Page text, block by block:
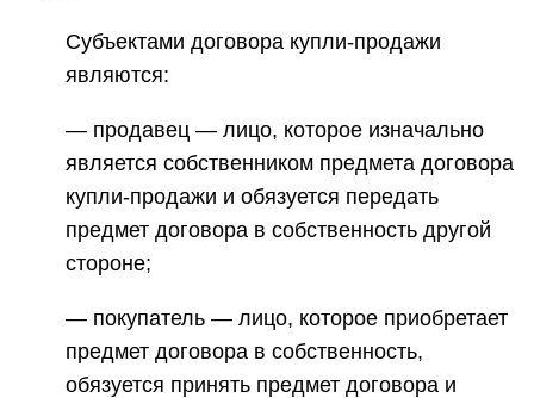
Субъектами договора купли-продажи
являются:
— продавец — лицо, которое изначально
является собственником предмета договора
купли-продажи и обязуется передать
предмет договора в собственность другой
стороне;
— покупатель — лицо, которое приобретает
предмет договора в собственность,
обязуется принять предмет договора и